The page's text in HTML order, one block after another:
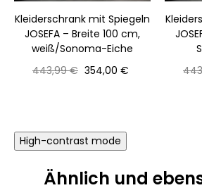
Kleiderschrank mit Spiegeln
JOSEFA – Breite 100 cm,
weiß/Sonoma-Eiche
Normaler
443,99 € Preis
354,00 €
High-contrast mode
Ähnlich und